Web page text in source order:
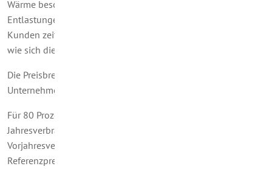
Wärme beschlossen. Ab 1. März 2023 werden die
Entlastungen umgesetzt. Wir werden unsere Kundinnen und
Kunden zeitnah mit einem Anschreiben darüber informieren,
wie sich diese Entlastungen für sie konkret auswirken.
Die Preisbremsen funktionieren für Haushalte und kleine
Unternehmen wie folgt:
Für 80 Prozent des persönlichen prognostizierten
Jahresverbrauches (
Vorjahresverbrauch) wird ein gesetzlich festgelegter
Referenzpreis berechnet. Der Staat übernimmt die Differenz